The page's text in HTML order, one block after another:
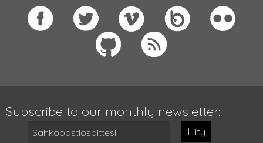
Subscribe to our monthly newsletter:
Liity